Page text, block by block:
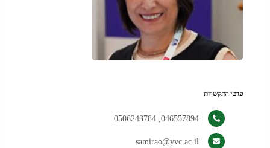
פרטי התקשרות
046557894, 0506243784
samirao@yvc.ac.il